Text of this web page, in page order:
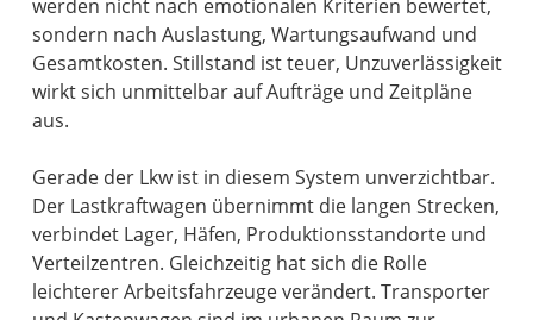
werden nicht nach emotionalen Kriterien bewertet,
sondern nach Auslastung, Wartungsaufwand und
Gesamtkosten. Stillstand ist teuer, Unzuverlässigkeit
wirkt sich unmittelbar auf Aufträge und Zeitpläne
aus.
Gerade der Lkw ist in diesem System unverzichtbar.
Der Lastkraftwagen übernimmt die langen Strecken,
verbindet Lager, Häfen, Produktionsstandorte und
Verteilzentren. Gleichzeitig hat sich die Rolle
leichterer Arbeitsfahrzeuge verändert. Transporter